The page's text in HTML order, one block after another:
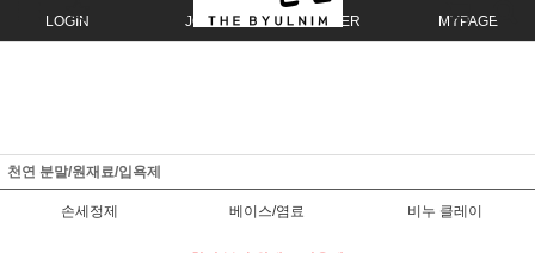
LOGIN JOIN ORDER MYPAGE
천연 분말/원재료/입욕제
손세정제 베이스/염료 비누 클레이